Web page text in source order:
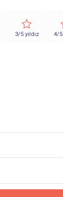
3/5 yıldız 4/5